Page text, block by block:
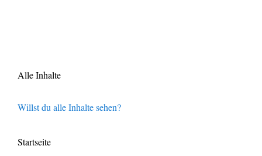
Alle Inhalte
Willst du alle Inhalte sehen?
Startseite